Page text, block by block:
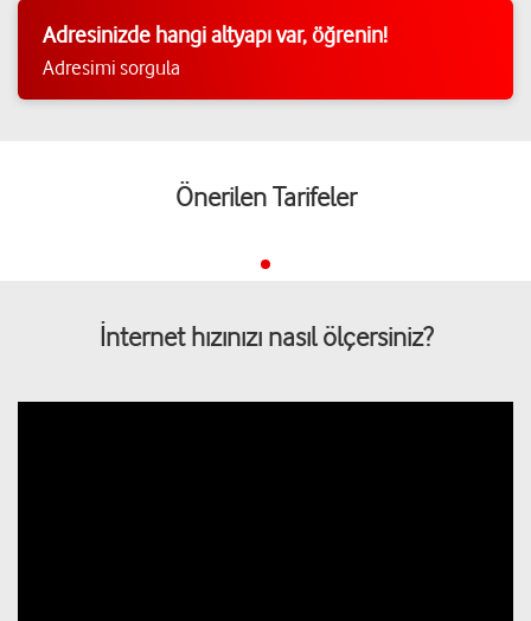
Adresinizde hangi altyapı var, öğrenin!
Adresimi sorgula
Önerilen Tarifeler
İnternet hızınızı nasıl ölçersiniz?